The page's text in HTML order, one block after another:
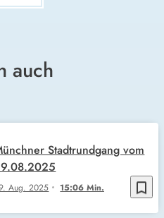
auch
bookmark_border
Aug. 2025 15:06 Min.
Stadtrundgang vom